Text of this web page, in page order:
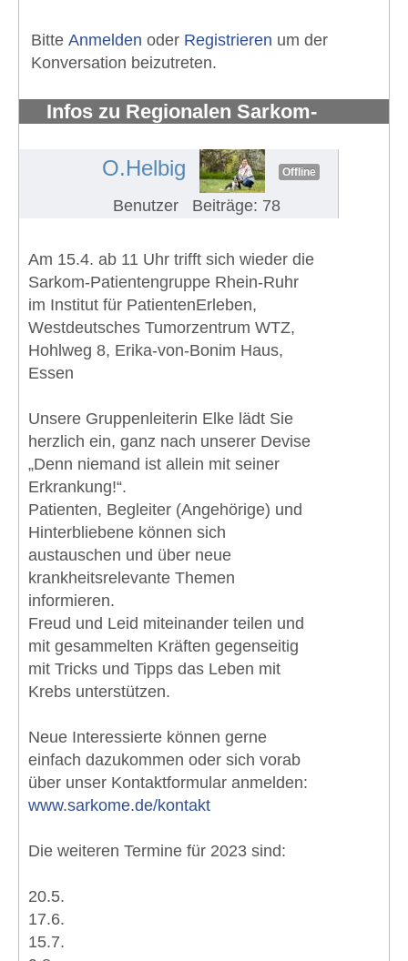
Bitte Anmelden oder Registrieren um der
Konversation beizutreten.
Infos zu Regionalen Sarkom-
O.Helbig Offline
Benutzer Beiträge: 78
Am 15.4. ab 11 Uhr trifft sich wieder die
Sarkom-Patientengruppe Rhein-Ruhr
im Institut für PatientenErleben,
Westdeutsches Tumorzentrum WTZ,
Hohlweg 8, Erika-von-Bonim Haus,
Essen
Unsere Gruppenleiterin Elke lädt Sie
herzlich ein, ganz nach unserer Devise
„Denn niemand ist allein mit seiner
Erkrankung!“.
Patienten, Begleiter (Angehörige) und
Hinterbliebene können sich
austauschen und über neue
krankheitsrelevante Themen
informieren.
Freud und Leid miteinander teilen und
mit gesammelten Kräften gegenseitig
mit Tricks und Tipps das Leben mit
Krebs unterstützen.
Neue Interessierte können gerne
einfach dazukommen oder sich vorab
über unser Kontaktformular anmelden:
www.sarkome.de/kontakt
Die weiteren Termine für 2023 sind:
20.5.
17.6.
15.7.